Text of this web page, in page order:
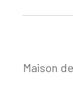
Maison